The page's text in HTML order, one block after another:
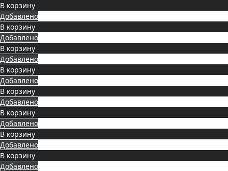
В корзину
Добавлено
В корзину
Добавлено
В корзину
Добавлено
В корзину
Добавлено
В корзину
Добавлено
В корзину
Добавлено
В корзину
Добавлено
В корзину
Добавлено